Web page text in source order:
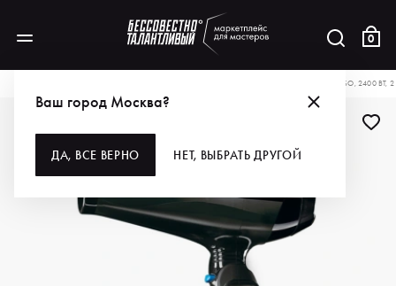
0
Ваш город Москва?
ДА, ВСЕ ВЕРНО НЕТ, ВЫБРАТЬ ДРУГОЙ
BABYLISS PRO ФЕН CARUSO, 2400